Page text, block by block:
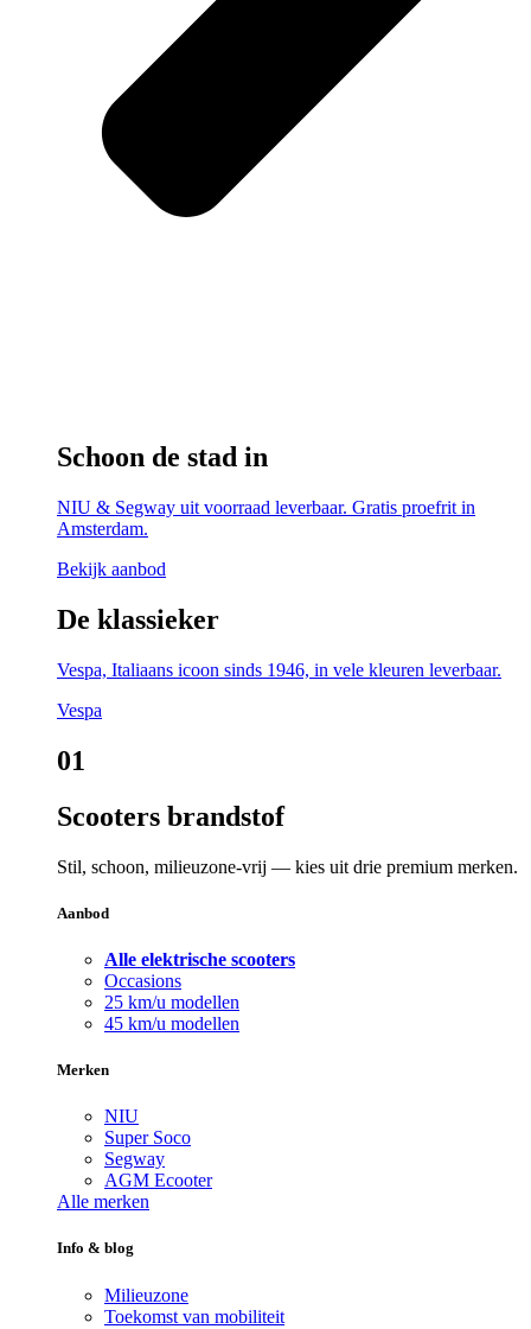
Schoon de stad in
NIU & Segway uit voorraad leverbaar. Gratis proefrit in
Amsterdam.
Bekijk aanbod
De klassieker
Vespa, Italiaans icoon sinds 1946, in vele kleuren leverbaar.
Vespa
01
Scooters brandstof
Stil, schoon, milieuzone-vrij — kies uit drie premium merken.
Aanbod
Alle elektrische scooters
Occasions
25 km/u modellen
45 km/u modellen
Merken
NIU
Super Soco
Segway
AGM Ecooter
Alle merken
Info & blog
Milieuzone
Toekomst van mobiliteit